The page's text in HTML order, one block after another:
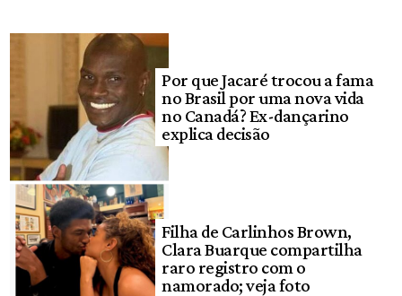
Por que Jacaré trocou a fama
no Brasil por uma nova vida
no Canadá? Ex-dançarino
explica decisão
Filha de Carlinhos Brown,
Clara Buarque compartilha
raro registro com o
namorado; veja foto